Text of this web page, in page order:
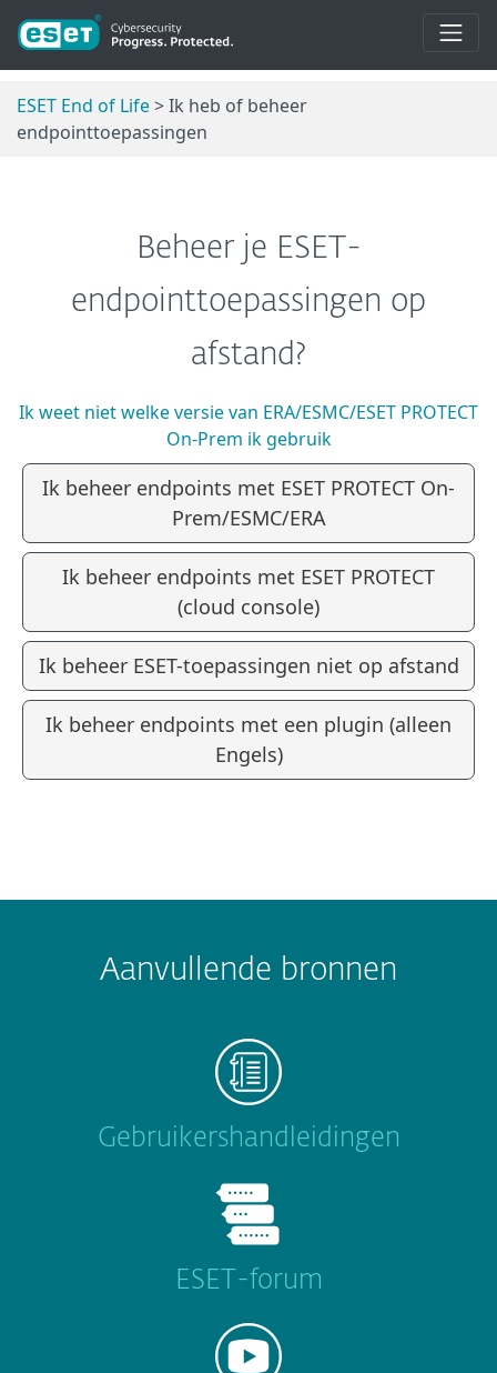
ESET End of Life> Ik heb of beheer
endpointtoepassingen
Beheer je ESET-
endpointtoepassingen op
afstand?
Ik weet niet welke versie van ERA/ESMC/ESET PROTECT
On-Prem ik gebruik
Ik beheer endpoints met ESET PROTECT On-
Prem/ESMC/ERA
Ik beheer endpoints met ESET PROTECT
(cloud console)
Ik beheer ESET-toepassingen niet op afstand
Ik beheer endpoints met een plugin (alleen
Engels)
Aanvullende bronnen
Gebruikershandleidingen
ESET-forum